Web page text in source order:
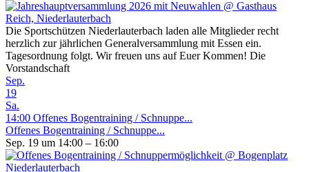
Die Sportschützen Niederlauterbach laden alle Mitglieder recht
herzlich zur jährlichen Generalversammlung mit Essen ein.
Tagesordnung folgt. Wir freuen uns auf Euer Kommen! Die
Vorstandschaft
Sep.
19
Sa.
14:00 Offenes Bogentraining / Schnuppe...
Offenes Bogentraining / Schnuppe...
Sep. 19 um 14:00 – 16:00